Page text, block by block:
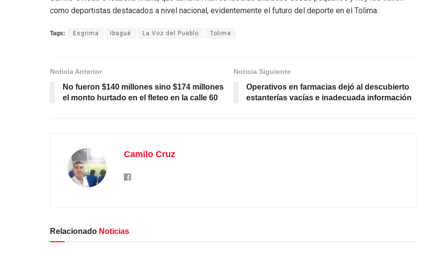
como deportistas destacados a nivel nacional, evidentemente el futuro del deporte en el Tolima.
Tags: Esgrima Ibagué La Voz del Pueblo Tolima
Noticia Anterior
No fueron $140 millones sino $174 millones
el monto hurtado en el fleteo en la calle 60
Noticia Siguiente
Operativos en farmacias dejó al descubierto
estanterías vacías e inadecuada información
Camilo Cruz
Relacionado Noticias